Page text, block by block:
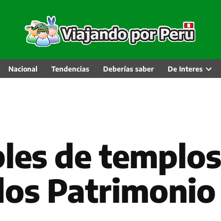
Nacional Tendencias Deberías saber De Interes
de